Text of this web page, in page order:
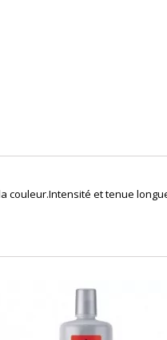
couleur.Intensité et tenue